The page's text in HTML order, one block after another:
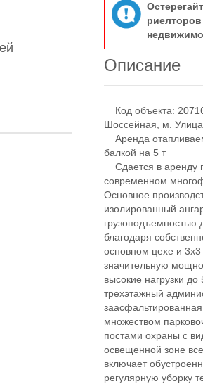
Описание
Код объекта:
Шоссейная, м.
Аренда
балкой на 5 т
Сдается в аренду
современном
Основное
изолированный
грузоподъемностью
благодаря
основном цехе и
значительную
высокие нагрузки
трехэтажный
множеством
постами охраны с
освещенной зоне
включает
регулярную уборку